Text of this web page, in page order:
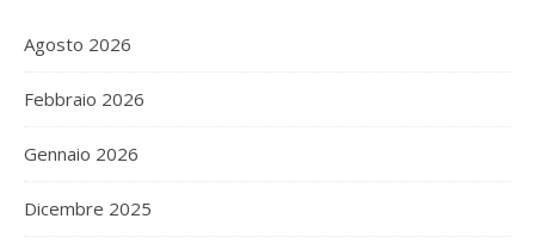
Agosto 2026
Febbraio 2026
Gennaio 2026
Dicembre 2025